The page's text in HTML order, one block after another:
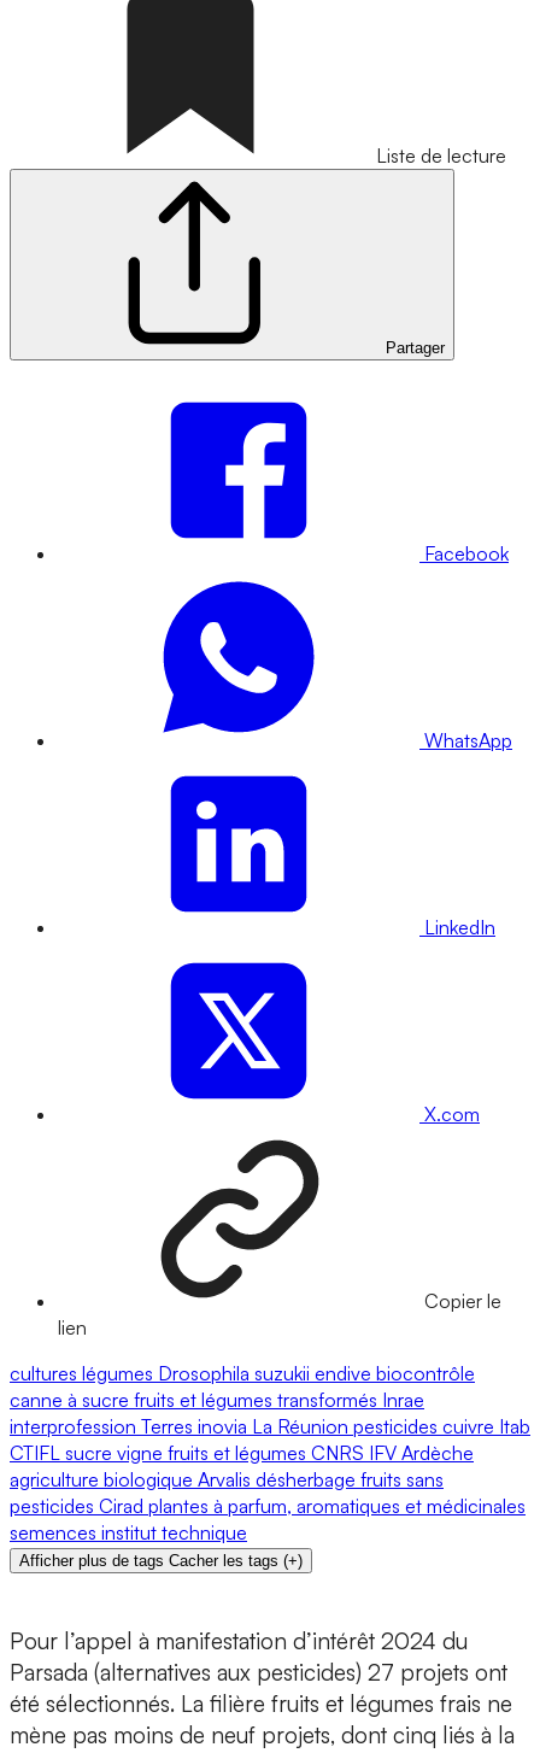
Liste de lecture
Partager
Facebook
WhatsApp
LinkedIn
X.com
Copier le
lien
cultures légumes Drosophila suzukii endive biocontrôle
canne à sucre fruits et légumes transformés Inrae
interprofession Terres inovia La Réunion pesticides cuivre Itab
CTIFL sucre vigne fruits et légumes CNRS IFV Ardèche
agriculture biologique Arvalis désherbage fruits sans
pesticides Cirad plantes à parfum, aromatiques et médicinales
semences institut technique
Afficher plus de tags Cacher les tags (+)
Pour l’appel à manifestation d’intérêt 2024 du
Parsada (alternatives aux pesticides) 27 projets ont
été sélectionnés. La filière fruits et légumes frais ne
mène pas moins de neuf projets, dont cinq liés à la